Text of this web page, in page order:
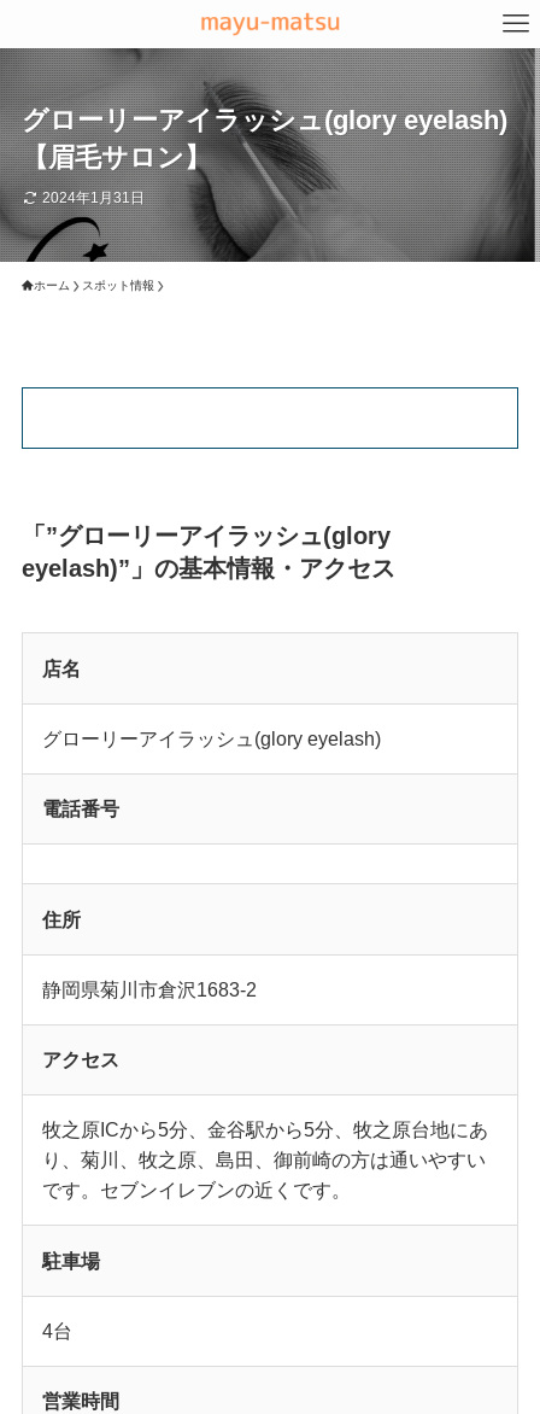
グローリーアイラッシュ(glory eyelash)
【眉毛サロン】
2024年1月31日
ホーム スポット情報
「”グローリーアイラッシュ(glory
eyelash)”」の基本情報・アクセス
店名
グローリーアイラッシュ(glory eyelash)
電話番号
住所
静岡県菊川市倉沢1683-2
アクセス
牧之原ICから5分、金谷駅から5分、牧之原台地にあ
り、菊川、牧之原、島田、御前崎の方は通いやすい
です。セブンイレブンの近くです。
駐車場
4台
営業時間